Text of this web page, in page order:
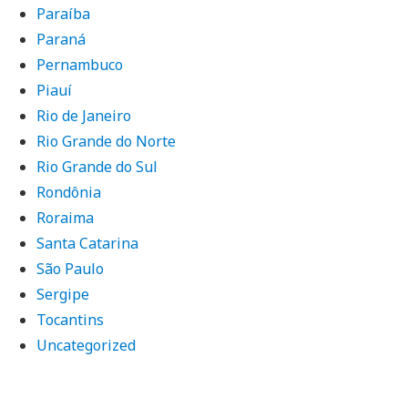
Paraíba
Paraná
Pernambuco
Piauí
Rio de Janeiro
Rio Grande do Norte
Rio Grande do Sul
Rondônia
Roraima
Santa Catarina
São Paulo
Sergipe
Tocantins
Uncategorized